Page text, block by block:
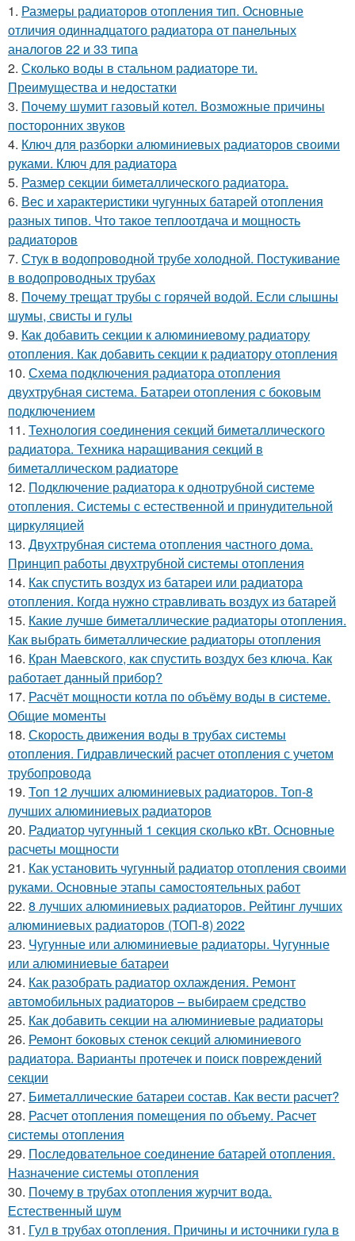
1. Размеры радиаторов отопления тип. Основные
отличия одиннадцатого радиатора от панельных
аналогов 22 и 33 типа
2. Сколько воды в стальном радиаторе ти.
Преимущества и недостатки
3. Почему шумит газовый котел. Возможные причины
посторонних звуков
4. Ключ для разборки алюминиевых радиаторов своими
руками. Ключ для радиатора
5. Размер секции биметаллического радиатора.
6. Вес и характеристики чугунных батарей отопления
разных типов. Что такое теплоотдача и мощность
радиаторов
7. Стук в водопроводной трубе холодной. Постукивание
в водопроводных трубах
8. Почему трещат трубы с горячей водой. Если слышны
шумы, свисты и гулы
9. Как добавить секции к алюминиевому радиатору
отопления. Как добавить секции к радиатору отопления
10. Схема подключения радиатора отопления
двухтрубная система. Батареи отопления с боковым
подключением
11. Технология соединения секций биметаллического
радиатора. Техника наращивания секций в
биметаллическом радиаторе
12. Подключение радиатора к однотрубной системе
отопления. Системы с естественной и принудительной
циркуляцией
13. Двухтрубная система отопления частного дома.
Принцип работы двухтрубной системы отопления
14. Как спустить воздух из батареи или радиатора
отопления. Когда нужно стравливать воздух из батарей
15. Какие лучше биметаллические радиаторы отопления.
Как выбрать биметаллические радиаторы отопления
16. Кран Маевского, как спустить воздух без ключа. Как
работает данный прибор?
17. Расчёт мощности котла по объёму воды в системе.
Общие моменты
18. Скорость движения воды в трубах системы
отопления. Гидравлический расчет отопления с учетом
трубопровода
19. Топ 12 лучших алюминиевых радиаторов. Топ-8
лучших алюминиевых радиаторов
20. Радиатор чугунный 1 секция сколько кВт. Основные
расчеты мощности
21. Как установить чугунный радиатор отопления своими
руками. Основные этапы самостоятельных работ
22. 8 лучших алюминиевых радиаторов. Рейтинг лучших
алюминиевых радиаторов (ТОП-8) 2022
23. Чугунные или алюминиевые радиаторы. Чугунные
или алюминиевые батареи
24. Как разобрать радиатор охлаждения. Ремонт
автомобильных радиаторов – выбираем средство
25. Как добавить секции на алюминиевые радиаторы
26. Ремонт боковых стенок секций алюминиевого
радиатора. Варианты протечек и поиск повреждений
секции
27. Биметаллические батареи состав. Как вести расчет?
28. Расчет отопления помещения по объему. Расчет
системы отопления
29. Последовательное соединение батарей отопления.
Назначение системы отопления
30. Почему в трубах отопления журчит вода.
Естественный шум
31. Гул в трубах отопления. Причины и источники гула в